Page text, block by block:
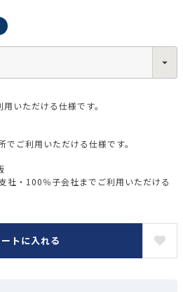
いただける仕様です。
ご利用いただける仕様です。
社・100％子会社までご利用いただける
トに入れる